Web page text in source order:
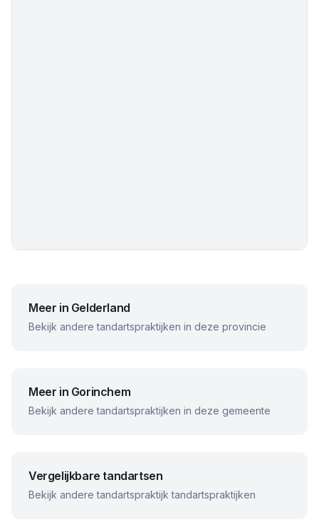
Meer in Gelderland
Bekijk andere tandartspraktijken in deze provincie
Meer in Gorinchem
Bekijk andere tandartspraktijken in deze gemeente
Vergelijkbare tandartsen
Bekijk anderetandartspraktijk tandartspraktijken